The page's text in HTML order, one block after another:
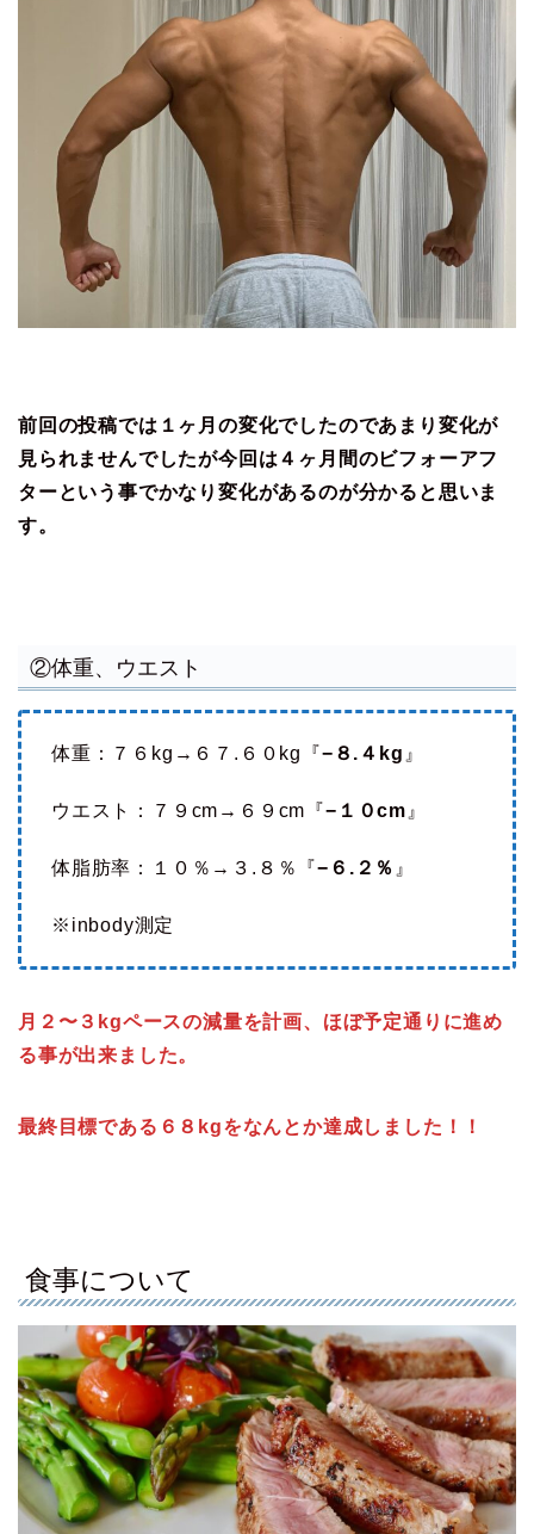
前回の投稿では１ヶ月の変化でしたのであまり変化が
見られませんでしたが今回は４ヶ月間のビフォーアフ
ターという事でかなり変化があるのが分かると思いま
す。
②体重、ウエスト
体重：７６kg→６７.６０kg『 −８.４kg 』
ウエスト：７９cm→６９cm『−１０cm』
体脂肪率：１０％→３.８％『−６.２％ 』
※inbody測定
月２〜３kgペースの減量を計画、ほぼ予定通りに進め
る事が出来ました。
最終目標である６８kgをなんとか達成しました！！
食事について